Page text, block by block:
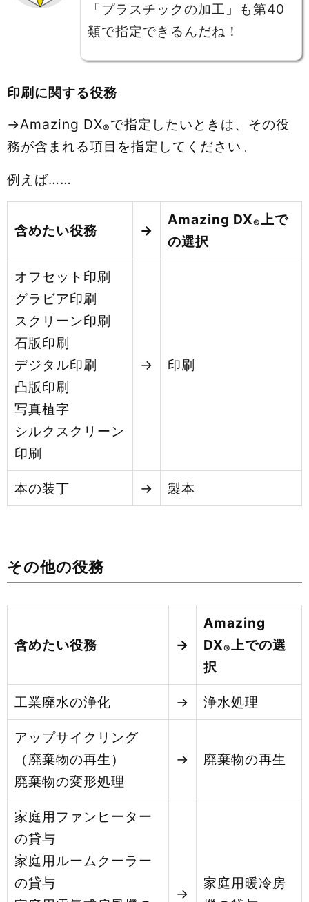
「プラスチックの加工」も第40
類で指定できるんだね！
印刷に関する役務
→Amazing DX®で指定したいときは、その役
務が含まれる項目を指定してください。
例えば……
含めたい役務 →
Amazing DX®上で
の選択
オフセット印刷
グラビア印刷
スクリーン印刷
石版印刷
デジタル印刷
凸版印刷
写真植字
シルクスクリーン
印刷
→ 印刷
本の装丁 → 製本
その他の役務
含めたい役務 →
Amazing
DX®上での選
択
工業廃水の浄化 → 浄水処理
アップサイクリング
（廃棄物の再生）
廃棄物の変形処理
→ 廃棄物の再生
家庭用ファンヒーター
の貸与
家庭用ルームクーラー
の貸与
→
家庭用暖冷房